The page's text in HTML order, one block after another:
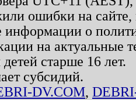
ошибки на
информации о
на актуальные
старше 16 лет.
субсидий.
DV.COM,